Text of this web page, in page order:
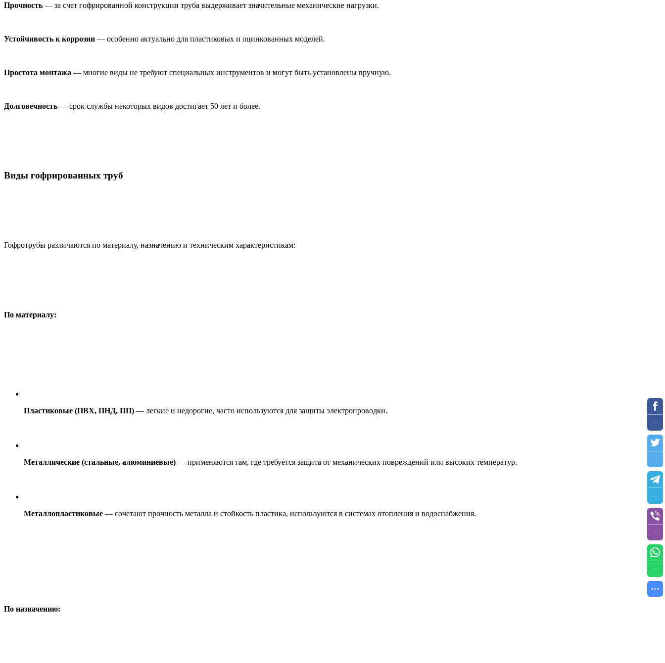
Прочность — за счет гофрированной конструкции труба выдерживает значительные механические нагрузки.
Устойчивость к коррозии — особенно актуально для пластиковых и оцинкованных моделей.
Простота монтажа — многие виды не требуют специальных инструментов и могут быть установлены вручную.
Долговечность — срок службы некоторых видов достигает 50 лет и более.
Виды гофрированных труб
Гофротрубы различаются по материалу, назначению и техническим характеристикам:
По материалу:
Пластиковые (ПВХ, ПНД, ПП) — легкие и недорогие, часто используются для защиты электропроводки.
Металлические (стальные, алюминиевые) — применяются там, где требуется защита от механических повреждений или высоких температур.
Металлопластиковые — сочетают прочность металла и стойкость пластика, используются в системах отопления и водоснабжения.
По назначению: